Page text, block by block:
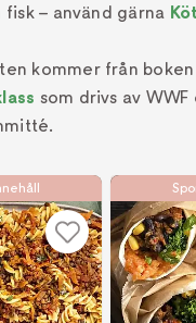
– använd gärna
kommer från
som drivs av